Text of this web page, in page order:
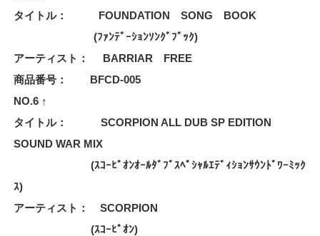
タイトル： FOUNDATION SONG BOOK
(ﾌｧﾝﾃﾞｰｼｮﾝｿﾝｸﾞﾌﾞｯｸ)
アーティスト： BARRIAR FREE
商品番号： BFCD-005
NO.6 ↑
タイトル： SCORPION ALL DUB SP EDITION
SOUND WAR MIX
(ｽｺｰﾋﾟｵﾝｵｰﾙﾀﾞﾌﾞｽﾍﾟｼｬﾙｴﾃﾞｨｼｮﾝｻｳﾝﾄﾞﾜｰﾐｯｸ
ｽ)
アーティスト： SCORPION
(ｽｺｰﾋﾟｵﾝ)